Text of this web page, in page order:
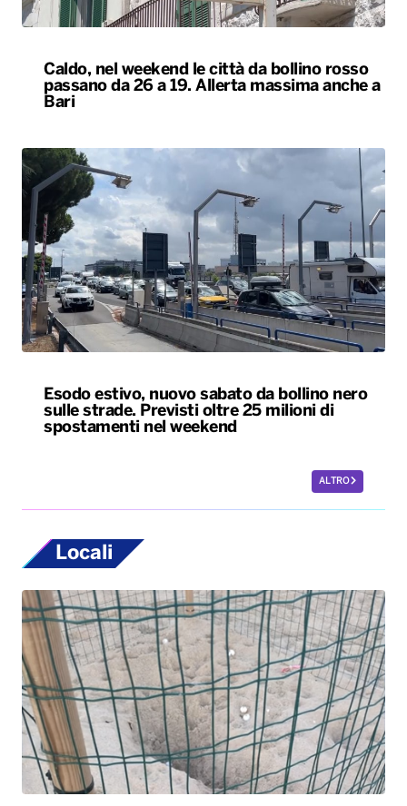
Caldo, nel weekend le città da bollino rosso
passano da 26 a 19. Allerta massima anche a
Bari
Esodo estivo, nuovo sabato da bollino nero
sulle strade. Previsti oltre 25 milioni di
spostamenti nel weekend
ALTRO
Locali